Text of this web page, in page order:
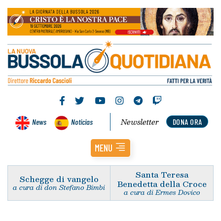
News Noticias DONA ORA
Newsletter
MENU
Schegge di vangelo
a cura di don Stefano Bimbi
Santa Teresa
Benedetta della Croce
a cura di Ermes Dovico